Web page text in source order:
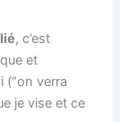
, c’est
et
(“on verra
je vise et ce